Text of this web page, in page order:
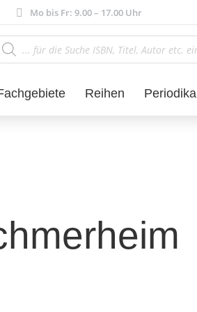
Mo bis Fr: 9.00 – 17.00 Uhr
search
Reihen Periodika